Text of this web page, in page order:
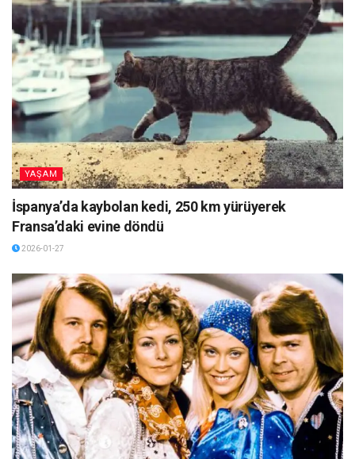
YAŞAM
İspanya’da kaybolan kedi, 250 km yürüyerek
Fransa’daki evine döndü
2026-01-27